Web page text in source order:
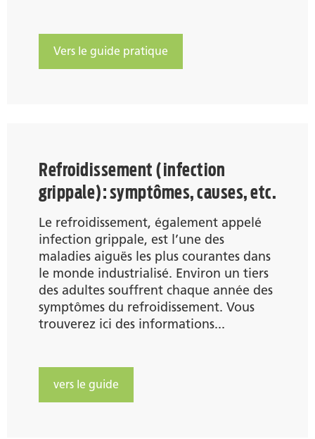
Vers le guide pratique
Refroidissement (infection
grippale): symptômes, causes, etc.
Le refroidissement, également appelé
infection grippale, est l’une des
maladies aiguës les plus courantes dans
le monde industrialisé. Environ un tiers
des adultes souffrent chaque année des
symptômes du refroidissement. Vous
trouverez ici des informations...
vers le guide